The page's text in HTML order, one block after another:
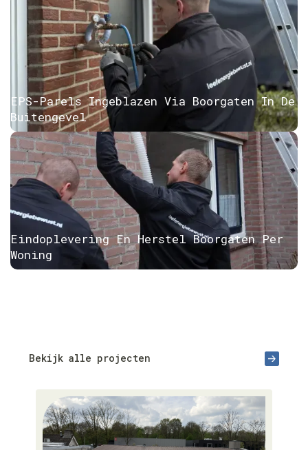
EPS-Parels Ingeblazen Via Boorgaten In De
Buitengevel
Eindoplevering En Herstel Boorgaten Per
Woning
Bekijk alle projecten